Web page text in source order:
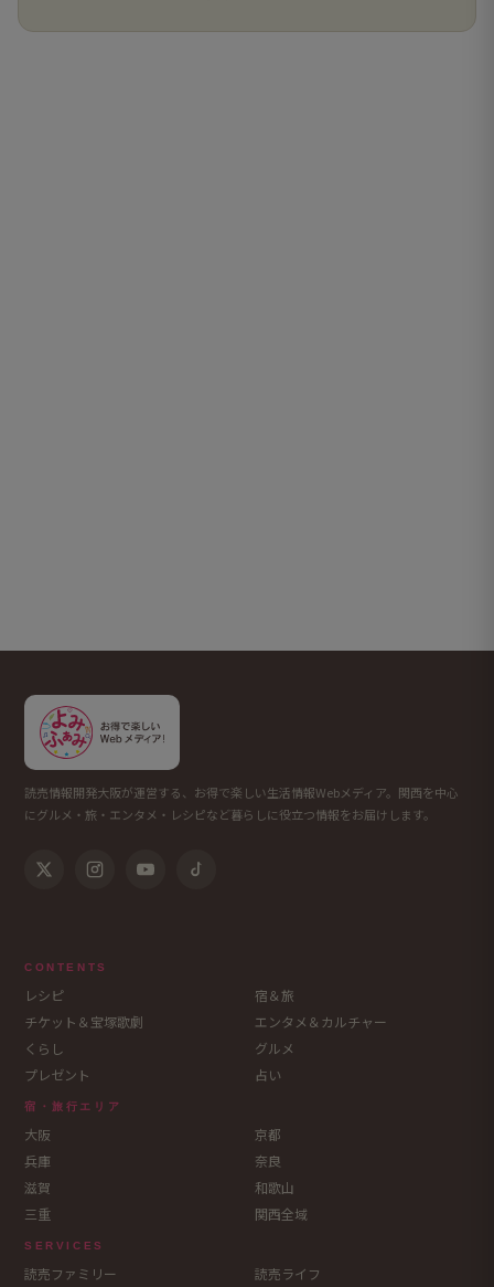
読売情報開発大阪が運営する、お得で楽しい生活情報Webメディア。関西を中心
にグルメ・旅・エンタメ・レシピなど暮らしに役立つ情報をお届けします。
CONTENTS
レシピ
宿＆旅
チケット＆宝塚歌劇
エンタメ＆カルチャー
くらし
グルメ
プレゼント
占い
宿・旅行エリア
大阪
京都
兵庫
奈良
滋賀
和歌山
三重
関西全域
SERVICES
読売ファミリー 読売ライフ